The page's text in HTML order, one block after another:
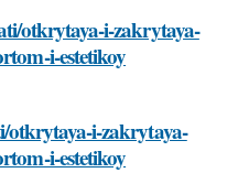
otkrytaya-i-zakrytaya-
i-estetikoy
otkrytaya-i-zakrytaya-
i-estetikoy